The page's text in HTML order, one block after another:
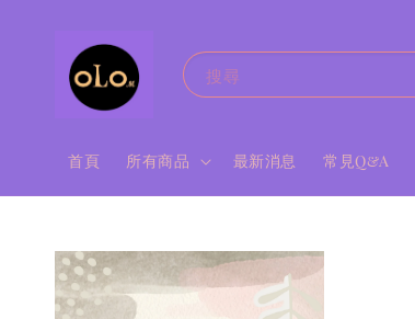
搜尋
首頁 所有商品 最新消息 常見Q&A